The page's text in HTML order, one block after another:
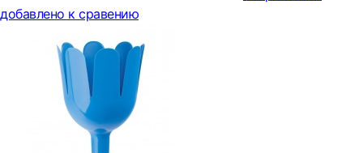
добавлено к сравению